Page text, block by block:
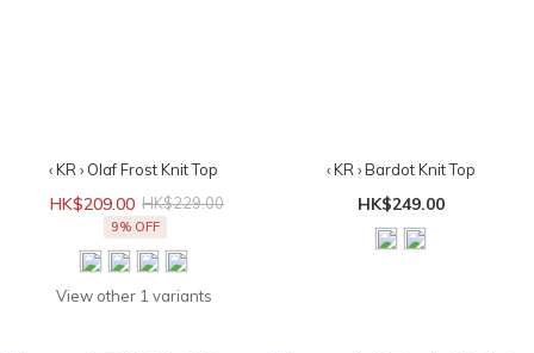
‹ KR › Olaf Frost Knit Top
HK$209.00 HK$229.00
9% OFF
View other 1 variants
‹ KR › Bardot Knit Top
HK$249.00